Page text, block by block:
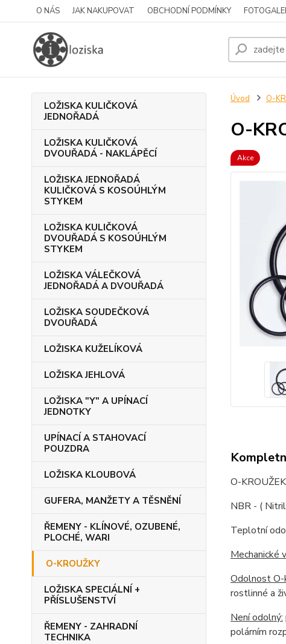
O NÁS JAK NAKUPOVAT OBCHODNÍ PODMÍNKY
LOŽISKA KULIČKOVÁ
JEDNOŘADÁ
LOŽISKA KULIČKOVÁ
DVOUŘADÁ - NAKLÁPĚCÍ
LOŽISKA JEDNOŘADÁ
KULIČKOVÁ S KOSOÚHLÝM
STYKEM
LOŽISKA KULIČKOVÁ
DVOUŘADÁ S KOSOÚHLÝM
STYKEM
LOŽISKA VÁLEČKOVÁ
JEDNOŘADÁ A DVOUŘADÁ
LOŽISKA SOUDEČKOVÁ
DVOUŘADÁ
LOŽISKA KUŽELÍKOVÁ
LOŽISKA JEHLOVÁ
LOŽISKA "Y" A UPÍNACÍ
JEDNOTKY
UPÍNACÍ A STAHOVACÍ
POUZDRA
LOŽISKA KLOUBOVÁ
GUFERA, MANŽETY A TĚSNĚNÍ
ŘEMENY - KLÍNOVÉ, OZUBENÉ,
PLOCHÉ, WARI
O-KROUŽKY
LOŽISKA SPECIÁLNÍ +
PŘÍSLUŠENSTVÍ
ŘEMENY - ZAHRADNÍ
TECHNIKA
Úvod O-
O-
Akce
O-
NBR - (
Teplotní
Mechanické
Odolnost O-
rostlinné a
Není odolný:
polárním